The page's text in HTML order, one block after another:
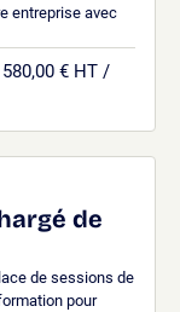
entreprise avec
580,00 € HT /
de
de sessions de
pour